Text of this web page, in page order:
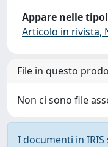
Appare nelle
Articolo in rivista,
File in questo
Non ci sono file
I documenti in